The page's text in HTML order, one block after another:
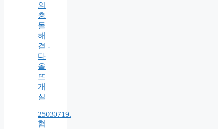
의
충
돌
해
결 -
다
올
뜨
개
실
25030719.
협